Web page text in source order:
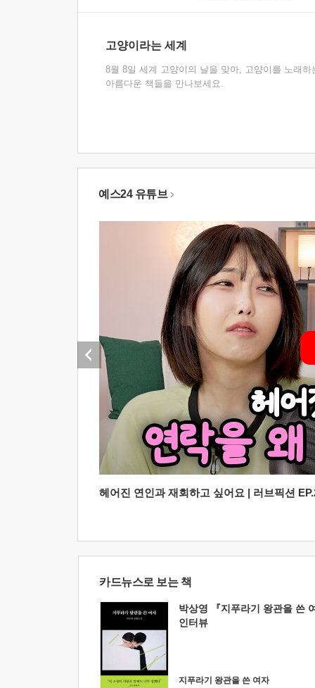
고양이라는 세계
8월 8일 세계 고양이의 날을 맞아, 고양이를 노래하
아름다운 책들을 만나보세요.
예스24 유튜브
헤어진 연인과 재회하고 싶어요 | 러브픽션
카드뉴스로 보는 책
박상영 『지푸라기 왕관을 쓴
인터뷰
지푸라기 왕관을 쓴 여자